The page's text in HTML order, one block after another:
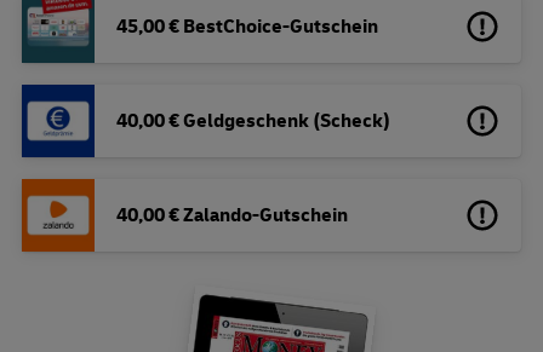
45,00 € BestChoice-Gutschein
40,00 € Geldgeschenk (Scheck)
40,00 € Zalando-Gutschein